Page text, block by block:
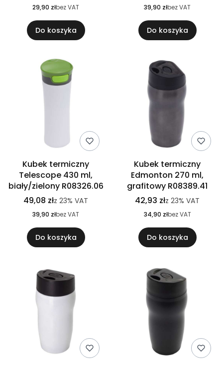
29,90 złbez VAT
Do koszyka
39,90 złbez VAT
Do koszyka
Kubek termiczny
Telescope 430 ml,
biały/zielony R08326.06
49,08 złz 23% VAT
39,90 złbez VAT
Do koszyka
Kubek termiczny
Edmonton 270 ml,
grafitowy R08389.41
42,93 złz 23% VAT
34,90 złbez VAT
Do koszyka